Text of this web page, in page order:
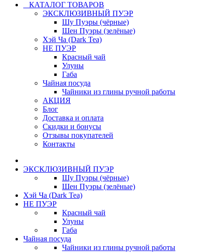
КАТАЛОГ ТОВАРОВ
ЭКСКЛЮЗИВНЫЙ ПУЭР
Шу Пуэры (чёрные)
Шен Пуэры (зелёные)
Хэй Ча (Dark Tea)
НЕ ПУЭР
Красный чай
Улуны
Габа
Чайная посуда
Чайники из глины ручной работы
АКЦИЯ
Блог
Доставка и оплата
Скидки и бонусы
Отзывы покупателей
Контакты
ЭКСКЛЮЗИВНЫЙ ПУЭР
Шу Пуэры (чёрные)
Шен Пуэры (зелёные)
Хэй Ча (Dark Tea)
НЕ ПУЭР
Красный чай
Улуны
Габа
Чайная посуда
Чайники из глины ручной работы